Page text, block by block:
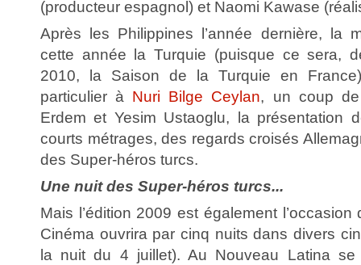
(producteur espagnol) et Naomi Kawase
Après les Philippines l’année dernière, la
cette année la Turquie (puisque ce sera,
2010, la Saison de la Turquie en
particulier à Nuri Bilge Ceylan, un coup
Erdem et Yesim Ustaoglu, la présentation
courts métrages, des regards croisés
des Super-héros turcs.
Une nuit des Super-héros turcs...
Mais l’édition 2009 est également l’occasion
Cinéma ouvrira par cinq nuits dans divers
la nuit du 4 juillet). Au Nouveau Latina